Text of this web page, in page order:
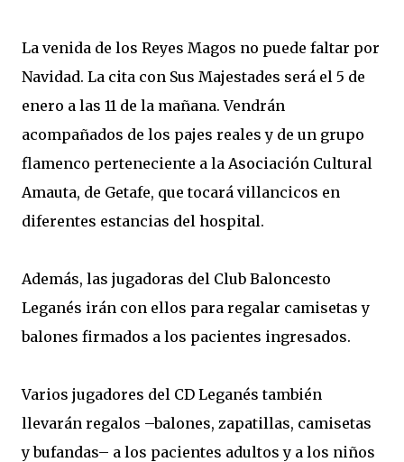
La venida de los Reyes Magos no puede faltar por
Navidad. La cita con Sus Majestades será el 5 de
enero a las 11 de la mañana. Vendrán
acompañados de los pajes reales y de un grupo
flamenco perteneciente a la Asociación Cultural
Amauta, de Getafe, que tocará villancicos en
diferentes estancias del hospital.
Además, las jugadoras del Club Baloncesto
Leganés irán con ellos para regalar camisetas y
balones firmados a los pacientes ingresados.
Varios jugadores del CD Leganés también
llevarán regalos –balones, zapatillas, camisetas
y bufandas– a los pacientes adultos y a los niños